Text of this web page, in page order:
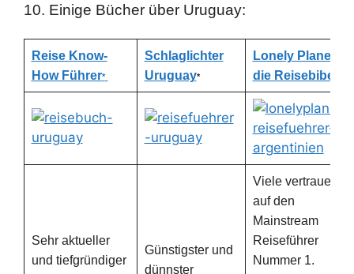
10. Einige Bücher über Uruguay:
Reise Know-
How Führer*
Schlaglichter
Uruguay*
Lonely Planet –
die Reisebibel
Sehr aktueller
und tiefgründiger
Günstigster und
dünnster
Viele vertrauen
auf den
Mainstream
Reiseführer
Nummer 1.